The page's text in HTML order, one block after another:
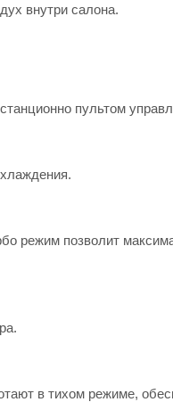
внутри салона.
пультом
режим позволит
в тихом режиме,